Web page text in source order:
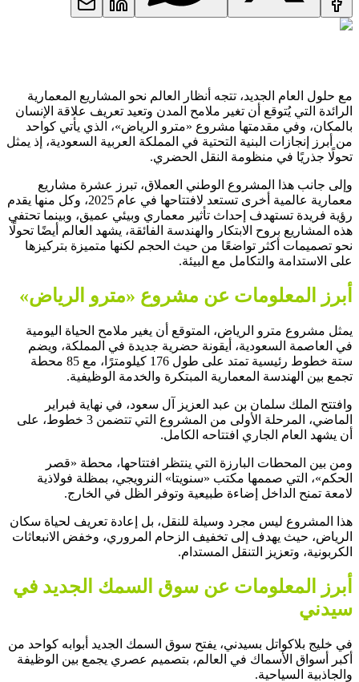
مع حلول العام الجديد، تتجه أنظار العالم نحو المشاريع المعمارية
الرائدة التي يُتوقع أن تغير ملامح المدن وتعيد تعريف علاقة الإنسان
بالمكان، وفي مقدمتها مشروع «مترو الرياض»، الذي يأتي كواحد
من أبرز إنجازات البنية التحتية في المملكة العربية السعودية، إذ يمثل
تحولًا جذريًا في منظومة النقل الحضري.
وإلى جانب هذا المشروع الوطني العملاق، تبرز عشرة مشاريع
معمارية عالمية أخرى تستعد لافتتاحها في عام 2025، وكل منها يقدم
رؤية فريدة تستهدف إحداث تأثير معماري وبيئي عميق، وبينما تحتفي
هذه المشاريع بروح الابتكار والهندسة الفائقة، يشهد العالم أيضًا تحولًا
نحو تصميمات أكثر تواضعًا من حيث الحجم لكنها متميزة بتركيزها
على الاستدامة والتكامل مع البيئة.
أبرز المعلومات عن مشروع «مترو الرياض»
يمثل مشروع مترو الرياض، المتوقع أن يغير ملامح الحياة اليومية
في العاصمة السعودية، أيقونة حضرية جديدة في المملكة، ويضم
ستة خطوط رئيسية تمتد على طول 176 كيلومترًا، مع 85 محطة
تجمع بين الهندسة المعمارية المبتكرة والخدمة الوظيفية.
وافتتح الملك سلمان بن عبد العزيز آل سعود، في نهاية فبراير
الماضي، المرحلة الأولى من المشروع التي تتضمن 3 خطوط، على
أن يشهد العام الجاري افتتاحه الكامل.
ومن بين المحطات البارزة التي ينتظر افتتاحها، محطة «قصر
الحكم»، التي صممها مكتب «سنويتا» النرويجي، بمظلة فولاذية
لامعة تمنح الداخل إضاءة طبيعية وتوفر الظل في الخارج.
هذا المشروع ليس مجرد وسيلة للنقل، بل إعادة تعريف لحياة سكان
الرياض، حيث يهدف إلى تخفيف الزحام المروري، وخفض الانبعاثات
الكربونية، وتعزيز التنقل المستدام.
أبرز المعلومات عن سوق السمك الجديد في
سيدني
في خليج بلاكواتل بسيدني، يفتح سوق السمك الجديد أبوابه كواحد من
أكبر أسواق الأسماك في العالم، بتصميم عصري يجمع بين الوظيفة
والجاذبية السياحية.